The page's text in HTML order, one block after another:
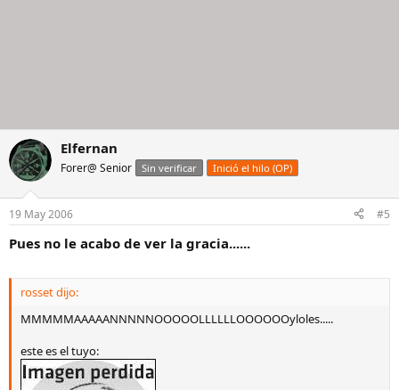
Elfernan
Forer@ Senior Sin verificar Inició el hilo (OP)
19 May 2006 #5
Pues no le acabo de ver la gracia......
rosset dijo:
MMMMMAAAAANNNNNOOOOOLLLLLLOOOOOOyloles.....
este es el tuyo: